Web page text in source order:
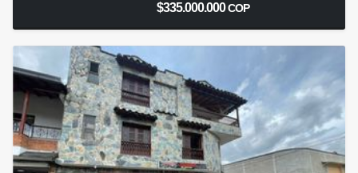
$335.000.000COP